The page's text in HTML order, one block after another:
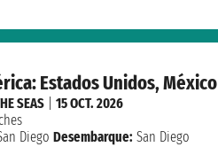
Estados Unidos, México
SEAS| 15 OCT. 2026
Diego Desembarque: San Diego